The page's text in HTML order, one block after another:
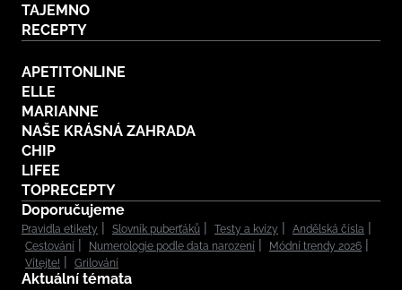
TAJEMNO
RECEPTY
APETITONLINE
ELLE
MARIANNE
NAŠE KRÁSNÁ ZAHRADA
CHIP
LIFEE
TOPRECEPTY
Doporučujeme
Pravidla etikety Slovník puberťáků Testy a kvízy
Andělská čísla
Cestování
Numerologie podle data narození
Módní trendy 2026
Vítejte!
Grilování
Aktuální témata